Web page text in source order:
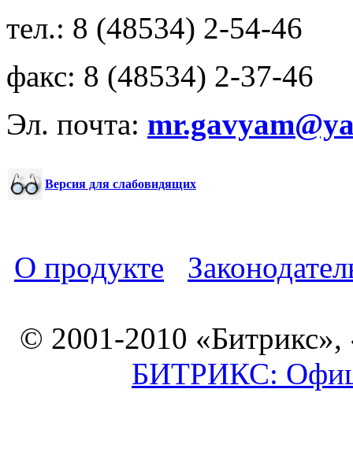
тел.: 8 (48534) 2-54-46
факс: 8 (48534) 2-37-46
Эл. почта:
Версия для слабовидящих
О продукте
© 2001-2010 «Битрикс»,
БИТРИКС: